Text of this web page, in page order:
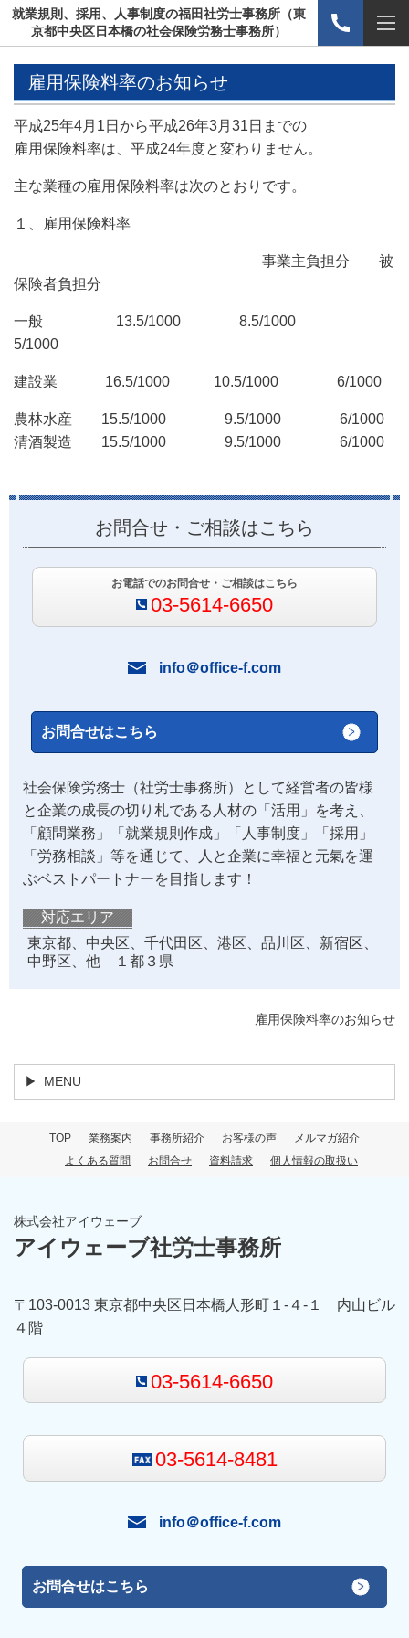
就業規則、採用、人事制度の福田社労士事務所（東
京都中央区日本橋の社会保険労務士事務所）
雇用保険料率のお知らせ
平成25年4月1日から平成26年3月31日までの
雇用保険料率は、平成24年度と変わりません。
主な業種の雇用保険料率は次のとおりです。
１、雇用保険料率
事業主負担分 被
保険者負担分
一般 13.5/1000 8.5/1000
5/1000
建設業 16.5/1000 10.5/1000 6/1000
農林水産 15.5/1000 9.5/1000 6/1000
清酒製造 15.5/1000 9.5/1000 6/1000
お問合せ・ご相談はこちら
お電話でのお問合せ・ご相談はこちら
03-5614-6650
info＠office-f.com
お問合せはこちら
社会保険労務士（社労士事務所）として経営者の皆様
と企業の成長の切り札である人材の「活用」を考え、
「顧問業務」「就業規則作成」「人事制度」「採用」
「労務相談」等を通じて、人と企業に幸福と元氣を運
ぶベストパートナーを目指します！
対応エリア
東京都、中央区、千代田区、港区、品川区、新宿区、
中野区、他 １都３県
雇用保険料率のお知らせ
MENU
TOP 業務案内 事務所紹介 お客様の声
メルマガ紹介
よくある質問
お問合せ 資料請求 個人情報の取扱い
株式会社アイウェーブ
アイウェーブ社労士事務所
〒103-0013 東京都中央区日本橋人形町１-４-１ 内山ビル
４階
03-5614-6650
03-5614-8481
info＠office-f.com
お問合せはこちら